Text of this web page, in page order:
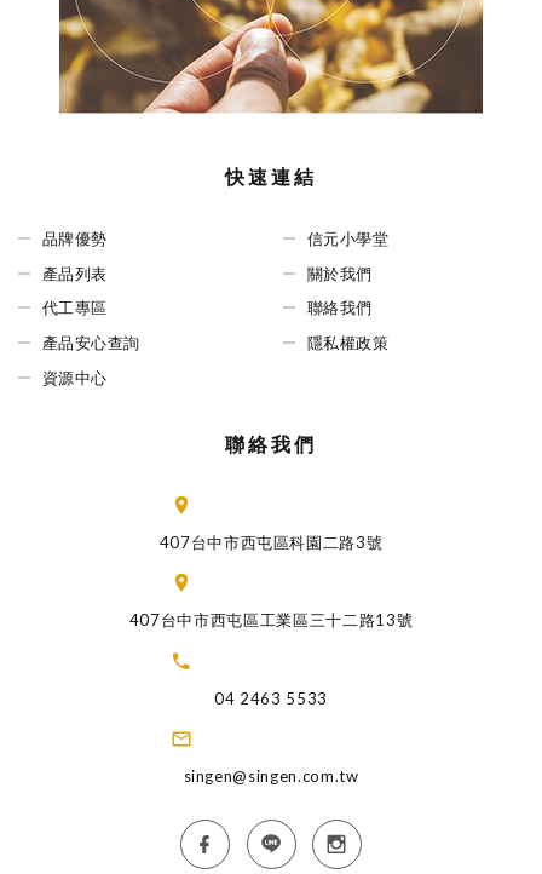
快速連結
品牌優勢
產品列表
代工專區
產品安心查詢
資源中心
信元小學堂
關於我們
聯絡我們
隱私權政策
聯絡我們
407台中市西屯區科園二路3號
407台中市西屯區工業區三十二路13號
04 2463 5533
singen@singen.com.tw